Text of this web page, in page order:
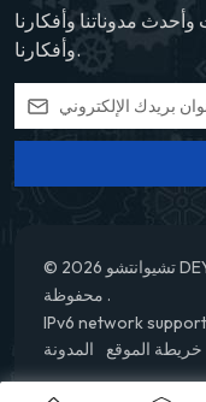
مدوناتنا وأفكارنا
وأفكارنا.
© 2026 تشيوانتشو DEYUAN آلات البناء المحدودة. جميع الحقوق
محفوظة .
IPv6 network
المدونة
خريطة الموقع